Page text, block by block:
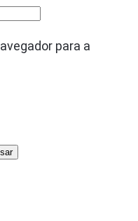
para a